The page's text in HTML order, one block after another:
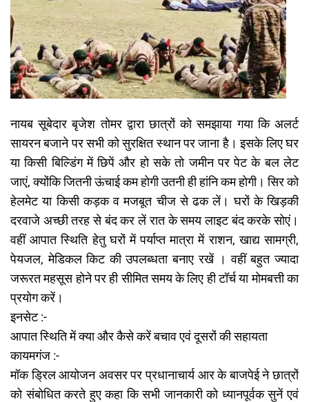
नायब सूबेदार बृजेश तोमर द्वारा छात्रों को समझाया गया कि अलर्ट
सायरन बजाने पर सभी को सुरक्षित स्थान पर जाना है। इसके लिए घर
या किसी बिल्डिंग में छिपें और हो सके तो जमीन पर पेट के बल लेट
जाएं, क्योंकि जितनी ऊंचाई कम होगी उतनी ही हांनि कम होगी। सिर को
हेलमेट या किसी कड़क व मजबूत चीज से ढक लें। घरों के खिड़की
दरवाजे अच्छी तरह से बंद कर लें रात के समय लाइट बंद करके सोएं।
वहीं आपात स्थिति हेतु घरों में पर्याप्त मात्रा में राशन, खाद्य सामग्री,
पेयजल, मेडिकल किट की उपलब्धता बनाए रखें । वहीं बहुत ज्यादा
जरूरत महसूस होने पर ही सीमित समय के लिए ही टॉर्च या मोमबत्ती का
प्रयोग करें।
इनसेट :-
आपात स्थिति में क्या और कैसे करें बचाव एवं दूसरों की सहायता
कायमगंज :-
मॉक ड्रिल आयोजन अवसर पर प्रधानाचार्य आर के बाजपेई ने छात्रों
को संबोधित करते हुए कहा कि सभी जानकारी को ध्यानपूर्वक सुनें एवं